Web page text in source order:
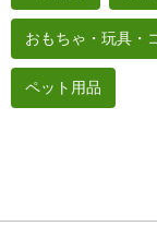
おもちゃ・玩具・
ペット用品